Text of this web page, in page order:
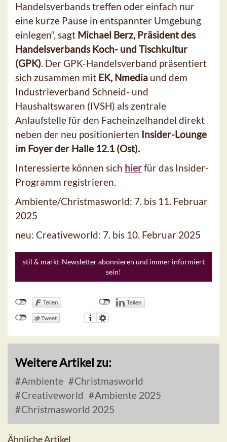
Handelsverbands treffen oder einfach nur
eine kurze Pause in entspannter Umgebung
einlegen“, sagt Michael Berz, Präsident des
Handelsverbands Koch- und Tischkultur
(GPK). Der GPK-Handelsverband präsentiert
sich zusammen mit EK, Nmedia und dem
Industrieverband Schneid- und
Haushaltswaren (IVSH) als zentrale
Anlaufstelle für den Facheinzelhandel direkt
neben der neu positionierten Insider-Lounge
im Foyer der Halle 12.1 (Ost).
Interessierte können sich hierfür das Insider-
Programm registrieren.
Ambiente/Christmasworld: 7. bis 11. Februar
2025
neu: Creativeworld: 7. bis 10. Februar 2025
stil & markt-Newsletter abonnieren und immer informiert
sein!
Weitere Artikel zu:
Ambiente
Christmasworld
Creativeworld
Ambiente 2025
Christmasworld 2025
Ähnliche Artikel